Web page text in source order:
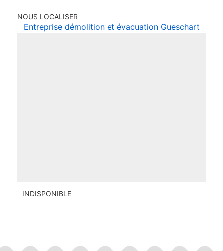
NOUS LOCALISER
Entreprise démolition et évacuation Gueschart
INDISPONIBLE